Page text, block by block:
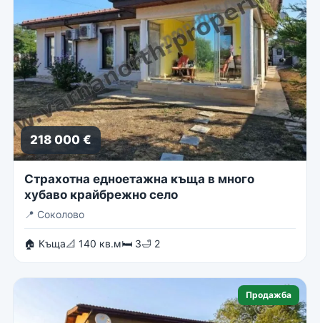
218 000 €
Страхотна едноетажна къща в много
хубаво крайбрежно село
📍 Соколово
🏠 Къща📐 140 кв.м🛏 3🛁 2
Продажба